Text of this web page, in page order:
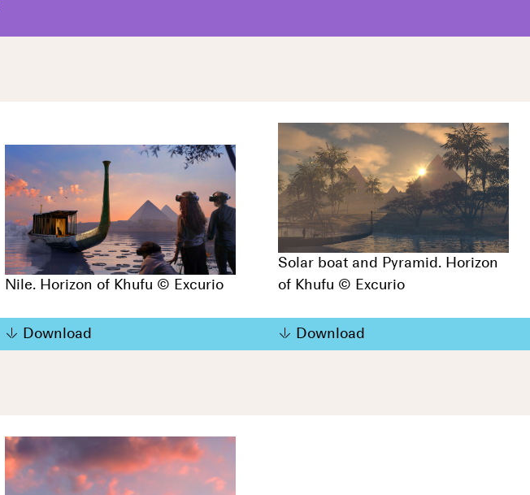
Nile. Horizon of Khufu © Excurio
Download
Solar boat and Pyramid. Horizon
of Khufu © Excurio
Download